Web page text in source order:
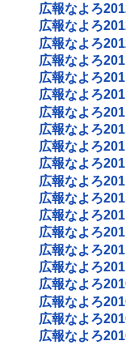
広報なよろ
広報なよろ
広報なよろ
広報なよろ
広報なよろ
広報なよろ
広報なよろ
広報なよろ
広報なよろ
広報なよろ
広報なよろ
広報なよろ
広報なよろ
広報なよろ
広報なよろ
広報なよろ
広報なよろ
広報なよろ
広報なよろ
広報なよろ